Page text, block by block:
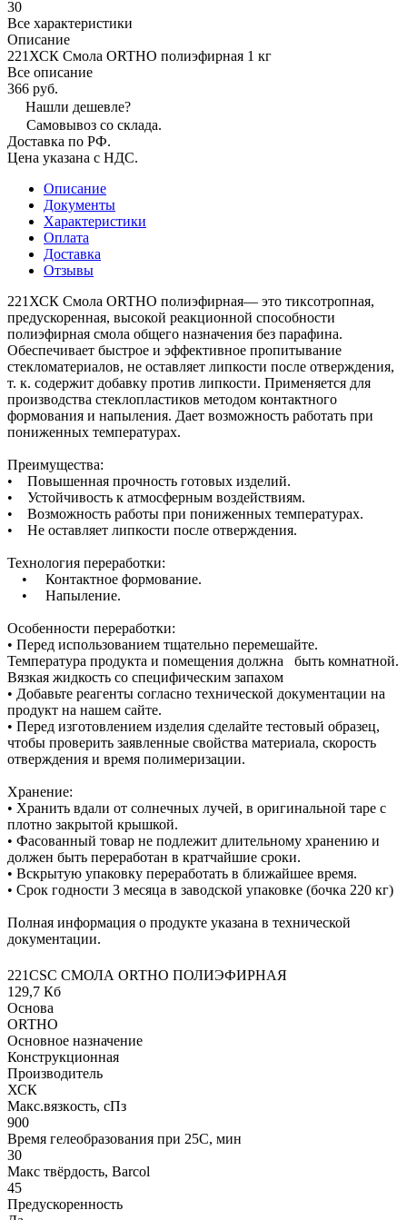
30
Все характеристики
Описание
221ХСК Смола ORTHO полиэфирная 1 кг
Все описание
366 руб.
Нашли дешевле?
Самовывоз со склада.
Доставка по РФ.
Цена указана с НДС.
Описание
Документы
Характеристики
Оплата
Доставка
Отзывы
221ХСК Смола ORTHO полиэфирная— это тиксотропная,
предускоренная, высокой реакционной способности
полиэфирная смола общего назначения без парафина.
Обеспечивает быстрое и эффективное пропитывание
стекломатериалов, не оставляет липкости после отверждения,
т. к. содержит добавку против липкости. Применяется для
производства стеклопластиков методом контактного
формования и напыления. Дает возможность работать при
пониженных температурах.
Преимущества:
• Повышенная прочность готовых изделий.
• Устойчивость к атмосферным воздействиям.
• Возможность работы при пониженных температурах.
• Не оставляет липкости после отверждения.
Технология переработки:
• Контактное формование.
• Напыление.
Особенности переработки:
• Перед использованием тщательно перемешайте.
Температура продукта и помещения должна быть комнатной.
Вязкая жидкость со специфическим запахом
• Добавьте реагенты согласно технической документации на
продукт на нашем сайте.
• Перед изготовлением изделия сделайте тестовый образец,
чтобы проверить заявленные свойства материала, скорость
отверждения и время полимеризации.
Хранение:
• Хранить вдали от солнечных лучей, в оригинальной таре с
плотно закрытой крышкой.
• Фасованный товар не подлежит длительному хранению и
должен быть переработан в кратчайшие сроки.
• Вскрытую упаковку переработать в ближайшее время.
• Срок годности 3 месяца в заводской упаковке (бочка 220 кг)
Полная информация о продукте указана в технической
документации.
221CSC СМОЛА ORTHO ПОЛИЭФИРНАЯ
129,7 Кб
Основа
ORTHO
Основное назначение
Конструкционная
Производитель
ХСК
Макс.вязкoсть, сПз
900
Время гелеобразования при 25С, мин
30
Макс твёрдость, Barcol
45
Предускоренность